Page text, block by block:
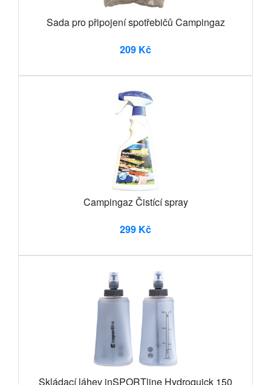
Sada pro připojení spotřebičů Campingaz
209 Kč
Campingaz Čistící spray
299 Kč
Skládací láhev inSPORTline Hydroquick 150